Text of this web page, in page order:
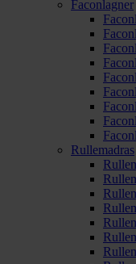
Faconlagner
Rullemadras